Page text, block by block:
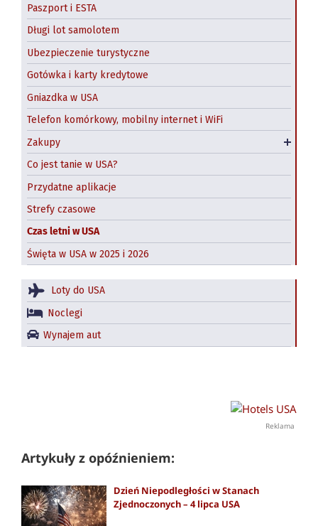
Paszport i ESTA
Długi lot samolotem
Ubezpieczenie turystyczne
Gotówka i karty kredytowe
Gniazdka w USA
Telefon komórkowy, mobilny internet i WiFi
Zakupy
Zakupy w USA online
Paczki z USA do Polski
Co jest tanie w USA?
Przydatne aplikacje
Strefy czasowe
Czas letni w USA
Święta w USA w 2025 i 2026
Loty do USA
Noclegi
Wynajem aut
Reklama
Artykuły z opóźnieniem:
Dzień Niepodległości w Stanach
Zjednoczonych – 4 lipca USA